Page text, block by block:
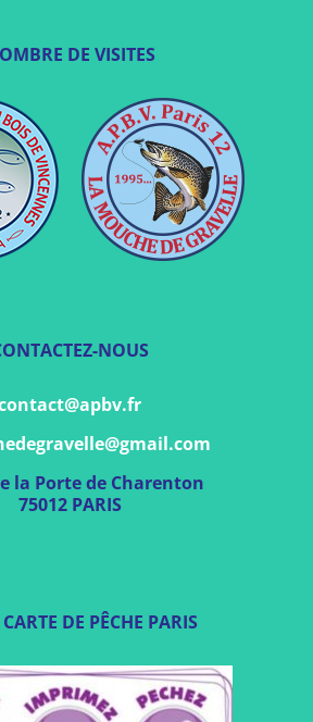
DE VISITES
NOUS
la Porte de Charenton
75012 PARIS
DE PÊCHE PARIS